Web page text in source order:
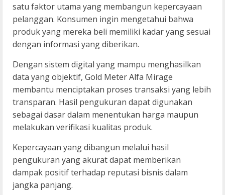
satu faktor utama yang membangun kepercayaan
pelanggan. Konsumen ingin mengetahui bahwa
produk yang mereka beli memiliki kadar yang sesuai
dengan informasi yang diberikan.
Dengan sistem digital yang mampu menghasilkan
data yang objektif, Gold Meter Alfa Mirage
membantu menciptakan proses transaksi yang lebih
transparan. Hasil pengukuran dapat digunakan
sebagai dasar dalam menentukan harga maupun
melakukan verifikasi kualitas produk.
Kepercayaan yang dibangun melalui hasil
pengukuran yang akurat dapat memberikan
dampak positif terhadap reputasi bisnis dalam
jangka panjang.